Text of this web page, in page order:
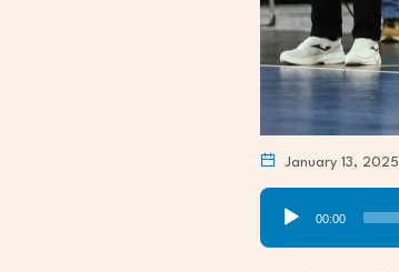
January 13, 2025
Audio
Player
00:00